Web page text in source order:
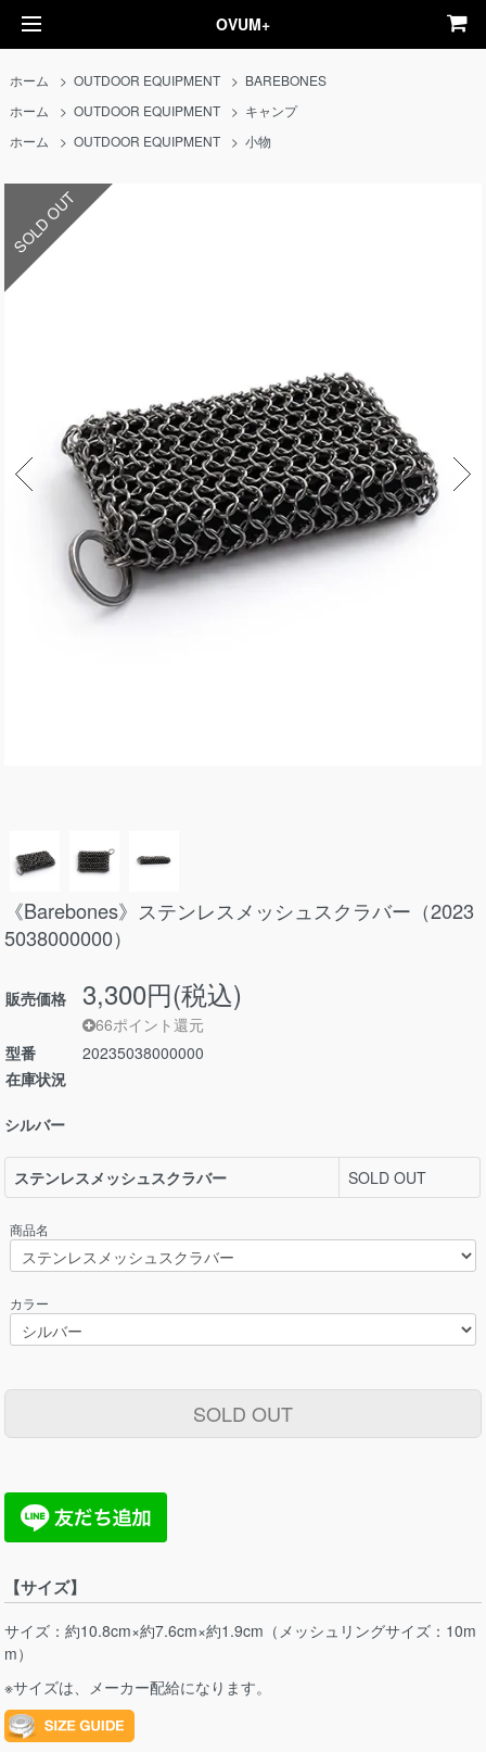
OVUM+
ホーム >OUTDOOR EQUIPMENT > BAREBONES
ホーム
>OUTDOOR EQUIPMENT > キャンプ
ホーム
>OUTDOOR EQUIPMENT >小物
SOLD OUT
《Barebones》ステンレスメッシュスクラバー（2023
5038000000）
販売価格 3,300円(税込)
66ポイント還元
型番
20235038000000
在庫状況
シルバー
ステンレスメッシュスクラバー SOLD OUT
商品名
カラー
SOLD OUT
【サイズ】
サイズ：約10.8cm×約7.6cm×約1.9cm（メッシュリングサイズ：10m
m）
※サイズは、メーカー配給になります。